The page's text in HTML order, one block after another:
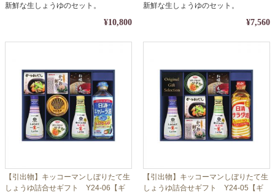
新鮮な生しょうゆのセット。
¥10,800
新鮮な生しょうゆのセット。
¥7,560
【引出物】キッコーマンしぼりたて生
しょうゆ詰合せギフト Y24-06【ギ
【引出物】キッコーマンしぼりたて生
しょうゆ詰合せギフト Y24-05【ギ